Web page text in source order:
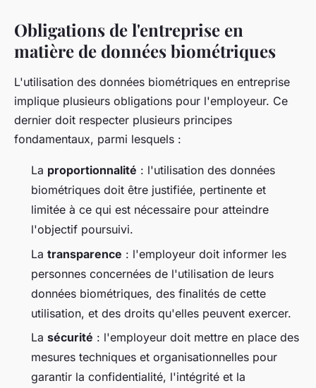
Obligations de l'entreprise en
matière de données biométriques
L'utilisation des données biométriques en entreprise
implique plusieurs obligations pour l'employeur. Ce
dernier doit respecter plusieurs principes
fondamentaux, parmi lesquels :
La proportionnalité : l'utilisation des données
biométriques doit être justifiée, pertinente et
limitée à ce qui est nécessaire pour atteindre
l'objectif poursuivi.
La transparence : l'employeur doit informer les
personnes concernées de l'utilisation de leurs
données biométriques, des finalités de cette
utilisation, et des droits qu'elles peuvent exercer.
La sécurité : l'employeur doit mettre en place des
mesures techniques et organisationnelles pour
garantir la confidentialité, l'intégrité et la